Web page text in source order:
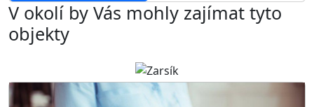
V okolí by Vás mohly zajímat tyto
objekty